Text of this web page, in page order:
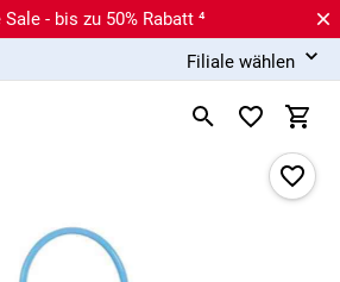
Sale - bis zu 50% Rabatt ⁴
Filiale wählen